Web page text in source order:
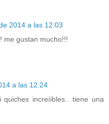
2014 a las 12:03
me gustan mucho!!!
a las 12:24
increíibles.. tiene una